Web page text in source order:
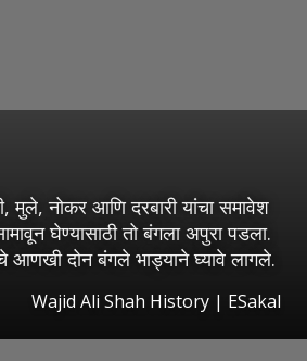
मुले, नोकर आणि दरबारी यांचा समावेश
घेण्यासाठी तो बंगला अपुरा पडला.
आणखी दोन बंगले भाड्याने घ्यावे लागले.
Wajid Ali Shah History | ESakal